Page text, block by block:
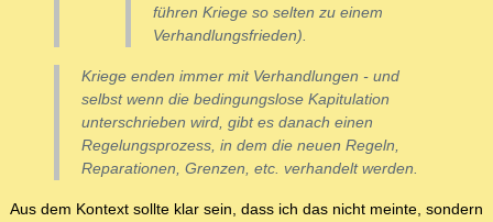
führen Kriege so selten zu einem
Verhandlungsfrieden).
Kriege enden immer mit Verhandlungen - und
selbst wenn die bedingungslose Kapitulation
unterschrieben wird, gibt es danach einen
Regelungsprozess, in dem die neuen Regeln,
Reparationen, Grenzen, etc. verhandelt werden.
Aus dem Kontext sollte klar sein, dass ich das nicht meinte, sondern